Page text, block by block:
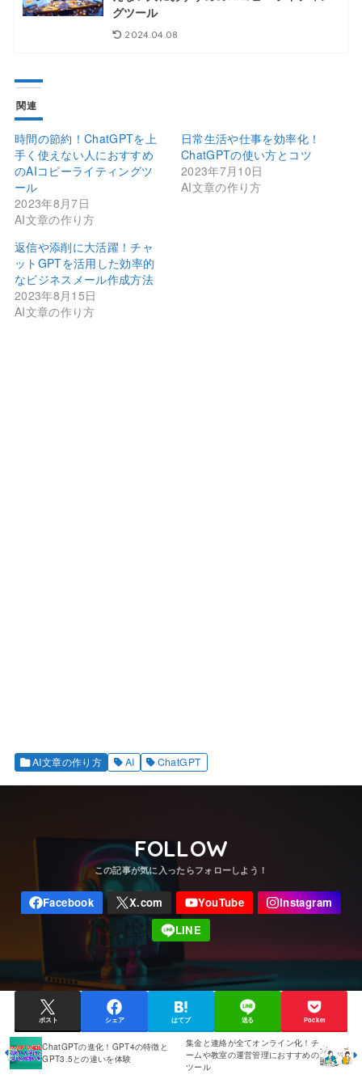
グツール
2024.04.08
関連
時間の節約！ChatGPTを上
手く使えない人におすすめ
のAIコピーライティングツ
ール
2023年8月7日
AI文章の作り方
日常生活や仕事を効率化！
ChatGPTの使い方とコツ
2023年7月10日
AI文章の作り方
返信や添削に大活躍！チャ
ットGPTを活用した効率的
なビジネスメール作成方法
2023年8月15日
AI文章の作り方
AI文章の作り方 AI ChatGPT
FOLLOW
ポスト シェア はてブ 送る Pocket
ChatGPTの進化！GPT4の特徴と
GPT3.5との違いを体験
集金と連絡が全てオンライン化！チ
ームや教室の運営管理におすすめの
ツール